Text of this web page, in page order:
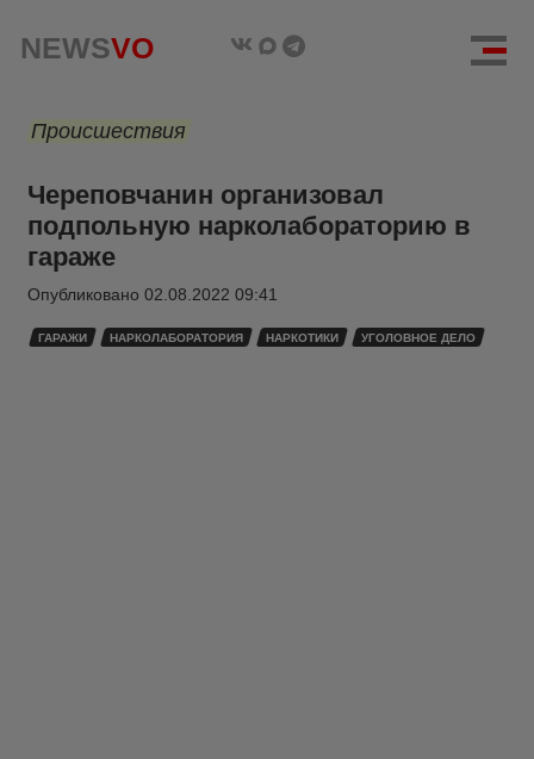
NEWSVO
Происшествия
Череповчанин организовал
подпольную нарколабораторию в
гараже
Опубликовано 02.08.2022 09:41
ГАРАЖИ НАРКОЛАБОРАТОРИЯ НАРКОТИКИ УГОЛОВНОЕ ДЕЛО